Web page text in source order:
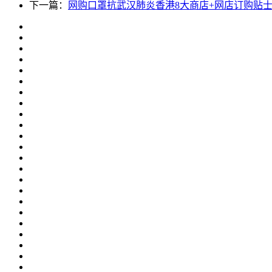
下一篇：
网购口罩抗武汉肺炎香港8大商店+网店订购贴